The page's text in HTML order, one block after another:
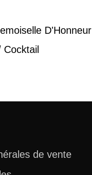
D'Honneur
Cocktail
de vente